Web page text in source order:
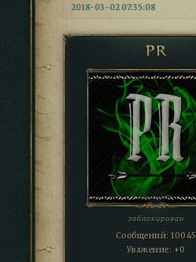
2018-03-02 07:35:08
PR
заблокирован
Сообщений: 10045
Уважение: +0